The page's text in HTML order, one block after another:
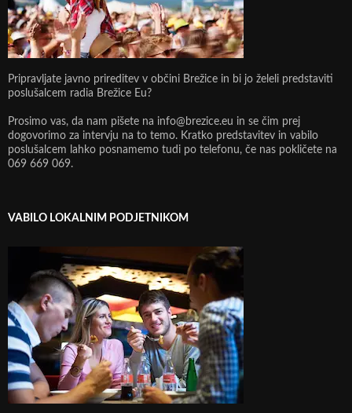
Pripravljate javno prireditev v občini Brežice in bi jo želeli predstaviti
poslušalcem radia Brežice Eu?
Prosimo vas, da nam pišete na info@brezice.eu in se čim prej
dogovorimo za intervju na to temo. Kratko predstavitev in vabilo
poslušalcem lahko posnamemo tudi po telefonu, če nas pokličete na
069 669 069.
VABILO LOKALNIM PODJETNIKOM